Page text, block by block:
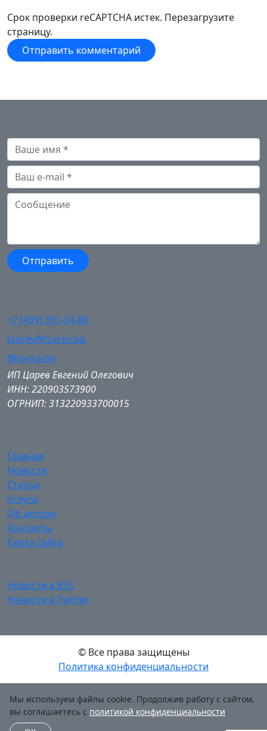
Срок проверки reCAPTCHA истек. Перезагрузите
страницу.
+7 (499) 391-74-86
tsarev@tsarev.biz
ВКонтакте
ИП Царев Евгений Олегович
ИНН: 220903573900
ОГРНИП: 313220933700015
Главная
Новости
Статьи
Услуги
Об авторе
Контакты
Карта сайта
Новости в RSS
Новости в Twitter
© Все права защищены
Политика конфиденциальности
Мы используем файлы cookie. Продолжив работу с сайтом,
вы соглашаетесь с политикой конфиденциальности.